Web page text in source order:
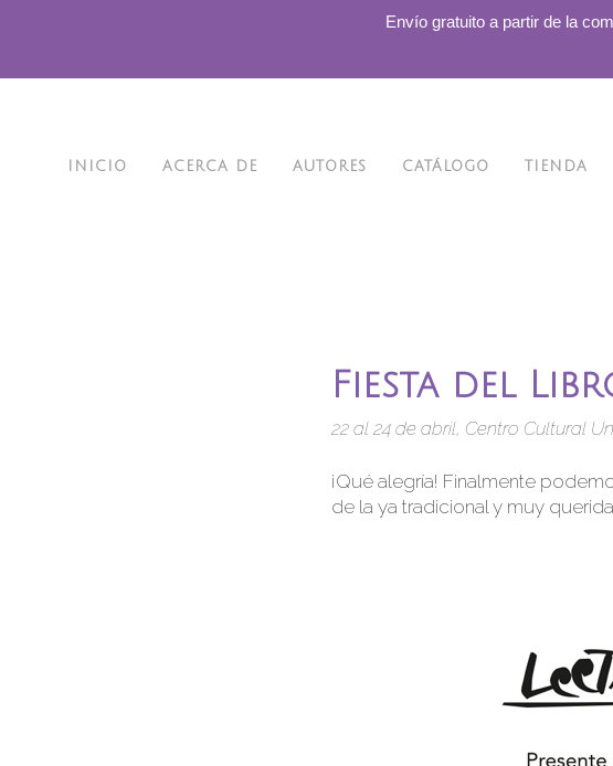
Envío gratuito a partir de la
INICIO ACERCA DE AUTORES CATÁLOGO TIENDA
Fiesta del
22 al 24 de abril, Centro Cultural
¡Qué alegría! Finalmente
de la ya tradicional y muy querida